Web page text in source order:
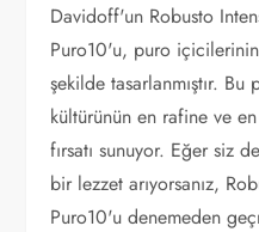
Davidoff'un Robusto
Puro10'u, puro
şekilde tasarlanmıştır.
kültürünün en rafine ve
fırsatı sunuyor. Eğer siz
bir lezzet arıyorsanız,
Puro10'u denemeden